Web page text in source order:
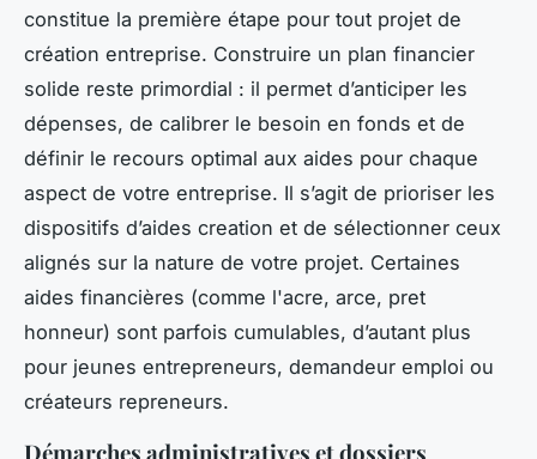
constitue la première étape pour tout projet de
création entreprise. Construire un plan financier
solide reste primordial : il permet d’anticiper les
dépenses, de calibrer le besoin en fonds et de
définir le recours optimal aux aides pour chaque
aspect de votre entreprise. Il s’agit de prioriser les
dispositifs d’aides creation et de sélectionner ceux
alignés sur la nature de votre projet. Certaines
aides financières (comme l'acre, arce, pret
honneur) sont parfois cumulables, d’autant plus
pour jeunes entrepreneurs, demandeur emploi ou
créateurs repreneurs.
Démarches administratives et dossiers